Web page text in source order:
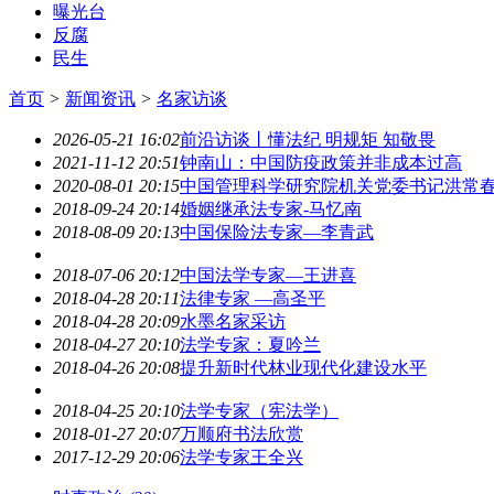
曝光台
反腐
民生
首页 > 新闻资讯 > 名家访谈
2026-05-21 16:02前沿访谈丨懂法纪 明规矩 知敬畏
2021-11-12 20:51钟南山：中国防疫政策并非成本过高
2020-08-01 20:15中国管理科学研究院机关党委书记洪常
2018-09-24 20:14婚姻继承法专家-马忆南
2018-08-09 20:13中国保险法专家—李青武
2018-07-06 20:12中国法学专家—王进喜
2018-04-28 20:11法律专家 —高圣平
2018-04-28 20:09水墨名家采访
2018-04-27 20:10法学专家：夏吟兰
2018-04-26 20:08提升新时代林业现代化建设水平
2018-04-25 20:10法学专家（宪法学）
2018-01-27 20:07万顺府书法欣赏
2017-12-29 20:06法学专家王全兴